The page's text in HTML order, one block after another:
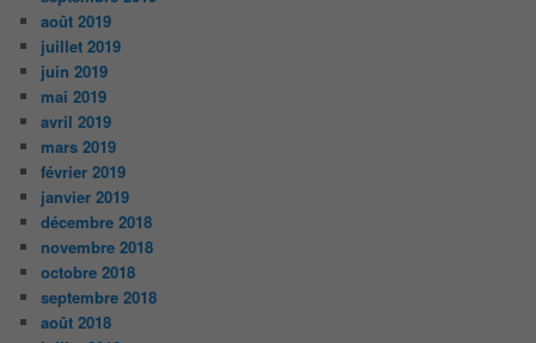
août 2019
juillet 2019
juin 2019
mai 2019
avril 2019
mars 2019
février 2019
janvier 2019
décembre 2018
novembre 2018
octobre 2018
septembre 2018
août 2018